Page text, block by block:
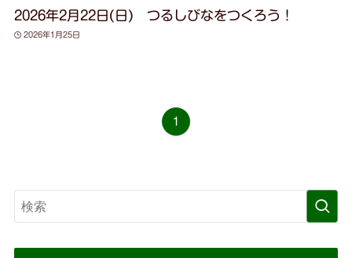
2026年2月22日(日) つるしびなをつくろう！
2026年1月25日
1